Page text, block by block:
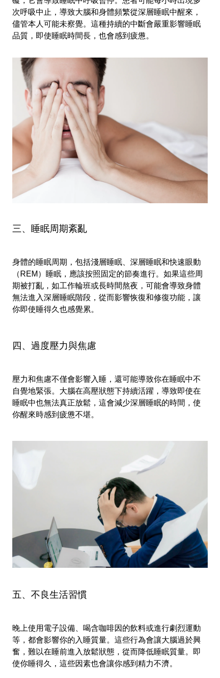
次呼吸中止，導致大腦和身體頻繁從深層睡眠中醒來，
儘管本人可能未察覺。這種持續的中斷會嚴重影響睡眠
品質，即使睡眠時間長，也會感到疲憊。
三、睡眠周期紊亂
身體的睡眠周期，包括淺層睡眠、深層睡眠和快速眼動
（REM）睡眠，應該按照固定的節奏進行。如果這些周
期被打亂，如工作輪班或長時間熬夜，可能會導致身體
無法進入深層睡眠階段，從而影響恢復和修復功能，讓
你即使睡得久也感覺累。
四、過度壓力與焦慮
壓力和焦慮不僅會影響入睡，還可能導致你在睡眠中不
自覺地緊張。大腦在高壓狀態下持續活躍，導致即使在
睡眠中也無法真正放鬆，這會減少深層睡眠的時間，使
你醒來時感到疲憊不堪。
五、不良生活習慣
晚上使用電子設備、喝含咖啡因的飲料或進行劇烈運動
等，都會影響你的入睡質量。這些行為會讓大腦過於興
奮，難以在睡前進入放鬆狀態，從而降低睡眠質量。即
使你睡得久，這些因素也會讓你感到精力不濟。